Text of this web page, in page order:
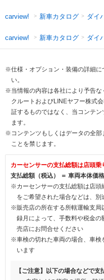
carview! 新車カタログ ダイ
carview! 新車カタログ ダイ
※仕様・オプション・装備の詳細に
い。
※当情報の内容は各社により予告な
クルートおよびLINEヤフー株式
証するものではなく、当コンテ
ます。
※コンテンツもしくはデータの全部
ことを禁じます。
カーセンサーの支払総額は店頭乗
支払総額（税込） ＝ 車両本体価
※カーセンサーの支払総額は店頭
をご希望された場合などは、
※販売店の所在する所轄運輸支局
録月によって、手数料や税金
売店にお問合せください
※車検の切れた車両の場合、車検
います
【ご注意】以下の場合などで